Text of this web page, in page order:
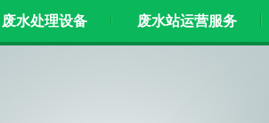
废水处理设备 废水站运营服务